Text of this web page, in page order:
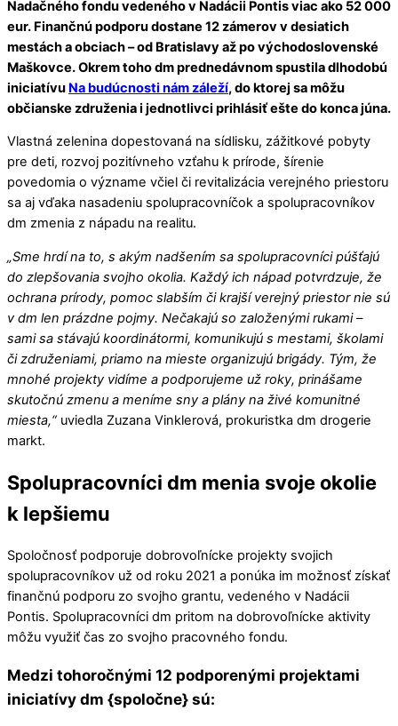
Nadačného fondu vedeného v Nadácii Pontis viac ako 52 000
eur. Finančnú podporu dostane 12 zámerov v desiatich
mestách a obciach – od Bratislavy až po východoslovenské
Maškovce. Okrem toho dm prednedávnom spustila dlhodobú
iniciatívu Na budúcnosti nám záleží, do ktorej sa môžu
občianske združenia i jednotlivci prihlásiť ešte do konca júna.
Vlastná zelenina dopestovaná na sídlisku, zážitkové pobyty
pre deti, rozvoj pozitívneho vzťahu k prírode, šírenie
povedomia o význame včiel či revitalizácia verejného priestoru
sa aj vďaka nasadeniu spolupracovníčok a spolupracovníkov
dm zmenia z nápadu na realitu.
„Sme hrdí na to, s akým nadšením sa spolupracovníci púšťajú
do zlepšovania svojho okolia. Každý ich nápad potvrdzuje, že
ochrana prírody, pomoc slabším či krajší verejný priestor nie sú
v dm len prázdne pojmy. Nečakajú so založenými rukami –
sami sa stávajú koordinátormi, komunikujú s mestami, školami
či združeniami, priamo na mieste organizujú brigády. Tým, že
mnohé projekty vidíme a podporujeme už roky, prinášame
skutočnú zmenu a meníme sny a plány na živé komunitné
miesta,“ uviedla Zuzana Vinklerová, prokuristka dm drogerie
markt.
Spolupracovníci dm menia svoje okolie
k lepšiemu
Spoločnosť podporuje dobrovoľnícke projekty svojich
spolupracovníkov už od roku 2021 a ponúka im možnosť získať
finančnú podporu zo svojho grantu, vedeného v Nadácii
Pontis. Spolupracovníci dm pritom na dobrovoľnícke aktivity
môžu využiť čas zo svojho pracovného fondu.
Medzi tohoročnými 12 podporenými projektami
iniciatívy dm {spoločne} sú: